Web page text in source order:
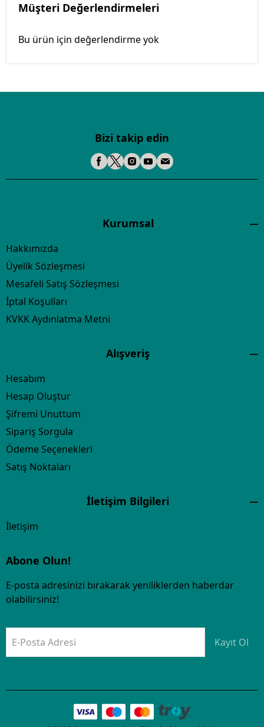
Müşteri Değerlendirmeleri
Bu ürün için değerlendirme yok
Bizi takip edin
Kurumsal
Hakkımızda
Üyelik Sözleşmesi
Mesafeli Satış Sözleşmesi
İptal Koşulları
KVKK Aydınlatma Metni
Alışveriş
Hesabım
Hesap Oluştur
Şifremi Unuttum
Sipariş Sorgula
Ödeme Seçenekleri
Satış Noktaları
İletişim Bilgileri
İletişim
Abone Olun!
E-posta adresinizi bırakarak yeniliklerden haberdar
olabilirsiniz!
E-Posta Adresi Kayıt Ol